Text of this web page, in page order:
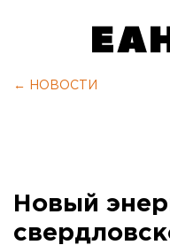
← НОВОСТИ
Новый